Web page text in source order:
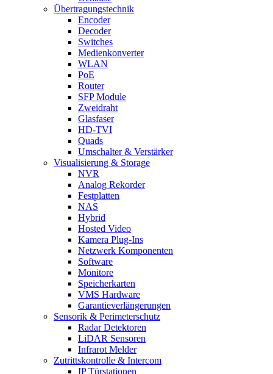
Übertragungstechnik
Encoder
Decoder
Switches
Medienkonverter
WLAN
PoE
Router
SFP Module
Zweidraht
Glasfaser
HD-TVI
Quads
Umschalter & Verstärker
Visualisierung & Storage
NVR
Analog Rekorder
Festplatten
NAS
Hybrid
Hosted Video
Kamera Plug-Ins
Netzwerk Komponenten
Software
Monitore
Speicherkarten
VMS Hardware
Garantieverlängerungen
Sensorik & Perimeterschutz
Radar Detektoren
LiDAR Sensoren
Infrarot Melder
Zutrittskontrolle & Intercom
IP Türstationen